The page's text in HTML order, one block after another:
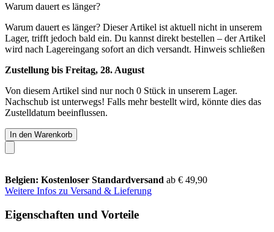
Warum dauert es länger?
Warum dauert es länger? Dieser Artikel ist aktuell nicht in unserem
Lager, trifft jedoch bald ein. Du kannst direkt bestellen – der Artikel
wird nach Lagereingang sofort an dich versandt. Hinweis schließen
Zustellung bis Freitag, 28. August
Von diesem Artikel sind nur noch 0 Stück in unserem Lager.
Nachschub ist unterwegs! Falls mehr bestellt wird, könnte dies das
Zustelldatum beeinflussen.
In den Warenkorb
Belgien: Kostenloser Standardversand ab € 49,90
Weitere Infos zu Versand & Lieferung
Eigenschaften und Vorteile